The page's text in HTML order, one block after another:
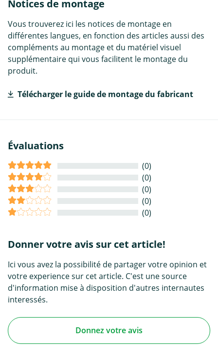
Notices de montage
Vous trouverez ici les notices de montage en
différentes langues, en fonction des articles aussi des
compléments au montage et du matériel visuel
supplémentaire qui vous facilitent le montage du
produit.
Télécharger le guide de montage du fabricant
Évaluations
(0)
(0)
(0)
(0)
(0)
Donner votre avis sur cet article!
Ici vous avez la possibilité de partager votre opinion et
votre experience sur cet article. C'est une source
d'information mise à disposition d'autres internautes
interessés.
Donnez votre avis